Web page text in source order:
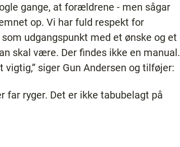
gange, at forældrene - men sågar
op. Vi har fuld respekt for
udgangspunkt med et ønske og et
skal være. Der findes ikke en manual.
siger Gun Andersen og tilføjer:
far ryger. Det er ikke tabubelagt på